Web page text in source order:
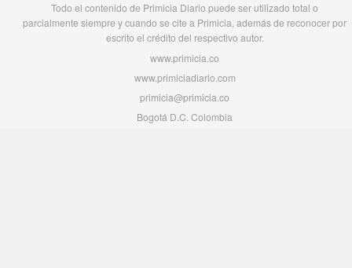
Todo el contenido de Primicia Diario puede ser utilizado total o
parcialmente siempre y cuando se cite a Primicia, además de reconocer por
escrito el crédito del respectivo autor.
www.primicia.co
www.primiciadiario.com
primicia@primicia.co
Bogotá D.C. Colombia